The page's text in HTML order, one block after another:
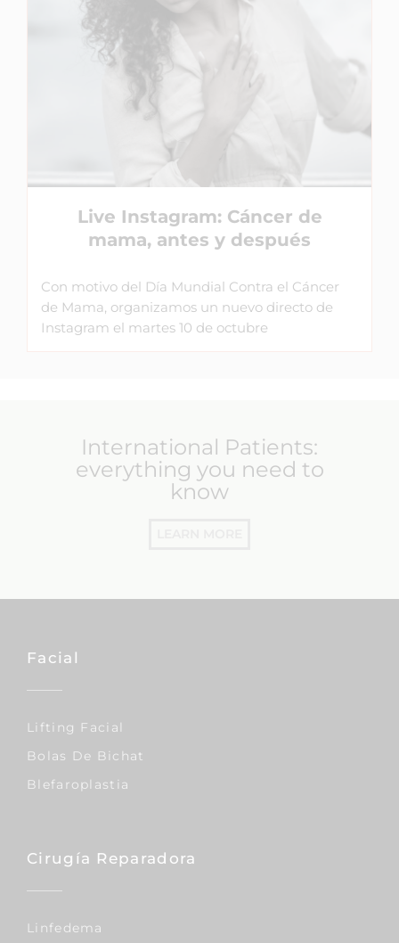
Live Instagram: Cáncer de
mama, antes y después
Con motivo del Día Mundial Contra el Cáncer
de Mama, organizamos un nuevo directo de
Instagram el martes 10 de octubre
International Patients:
everything you need to
know
Facial
Lifting Facial
Bolas De Bichat
Blefaroplastia
Cirugía Reparadora
Linfedema